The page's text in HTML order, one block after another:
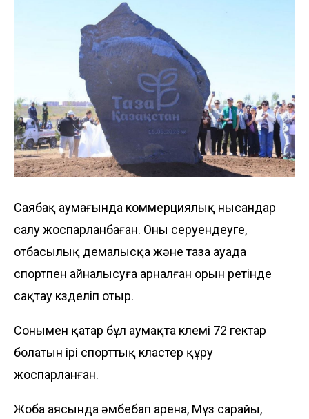
Саябақ аумағында коммерциялық нысандар
салу жоспарланбаған. Оны серуендеуге,
отбасылық де­малысқа және таза ауада
спортпен айналысуға ар­налған орын ретінде
сақтау көзделіп отыр.
Сонымен қатар бұл аумақта көлемі 72 гектар
болатын ірі спорттық кластер құру
жоспарланған.
Жоба аясында әмбебап арена, Мұз сарайы,